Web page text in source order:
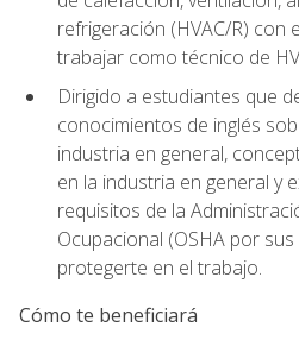
refrigeración (HVAC/R) con
trabajar como técnico de
Dirigido a estudiantes que
conocimientos de inglés
industria en general,
en la industria en general y
requisitos de la
Ocupacional (OSHA por
protegerte en el trabajo.
Cómo te beneficiará